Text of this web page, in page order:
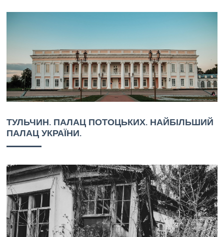
ТУЛЬЧИН. ПАЛАЦ ПОТОЦЬКИХ. НАЙБІЛЬШИЙ
ПАЛАЦ УКРАЇНИ.